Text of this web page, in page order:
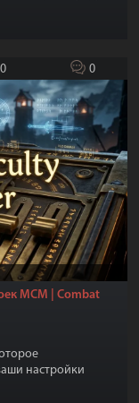
0
МСМ | Combat
настройки